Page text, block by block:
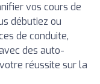
vos cours de
débutiez ou
de conduite,
des auto-
réussite sur la